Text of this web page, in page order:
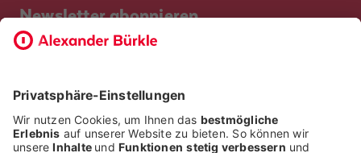
Newsletter abonnieren
Bevor Sie sich anmelden, möchten wir wissen, ob Sie bereits
ICH BIN BEREITS KUNDE